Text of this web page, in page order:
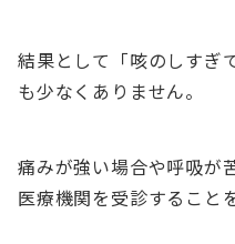
結果として「咳のしすぎ
も少なくありません。
痛みが強い場合や呼吸が
医療機関を受診すること